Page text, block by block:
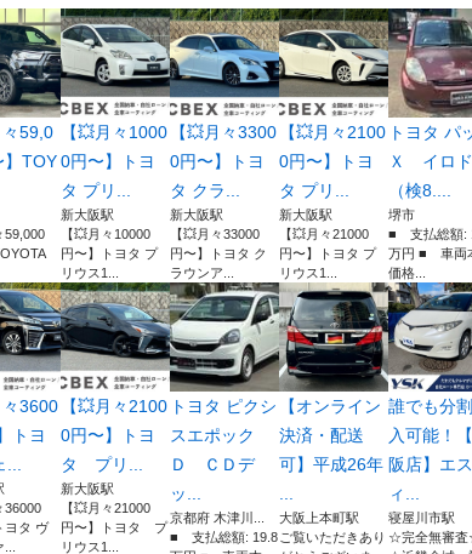
々59,0
】TOY
59,000
【💥月々1000
0円〜】トヨ
タ プリ...
新大阪駅
【💥月々10000
円〜】トヨタ プ
リウス1...
【💥月々3300
0円〜】トヨ
タ クラ...
新大阪駅
【💥月々33000
円〜】トヨタ ク
ラウンア...
【💥月々2100
0円〜】トヨ
タ プリ...
新大阪駅
【💥月々21000
円〜】トヨタ プ
リウス1...
トヨタ パ
Ｘ イロド
（検8....
堺市
■ 支払総額:
万円 ■ 車両
価格...
々3600
トヨ
36000
ヨタ ヴ
【💥月々2100
0円〜】トヨ
タ プリ...
新大阪駅
【💥月々21000
円〜】トヨタ プ
リウス1...
トヨタ ピクシ
スエポック
Ｄ ＣＤデ
ッ...
京都府 木津川...
■ 支払総額: 19.8
【オンライン
決済・配送
可】平成26年
大阪上本町駅
ご覧いただきあり
誰でも分
入可能！
阪店】エ
ィ...
寝屋川市駅
☆完全無審